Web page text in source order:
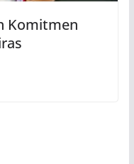
Komitmen